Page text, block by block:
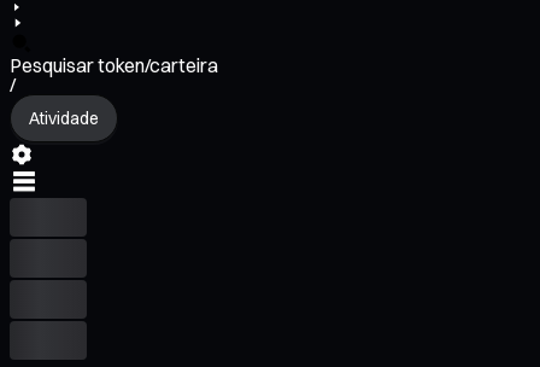
Pesquisar token/carteira
/
Atividade